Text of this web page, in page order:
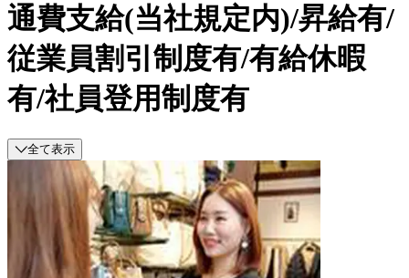
通費支給(当社規定内)/昇給有/
従業員割引制度有/有給休暇
有/社員登用制度有
全て表示